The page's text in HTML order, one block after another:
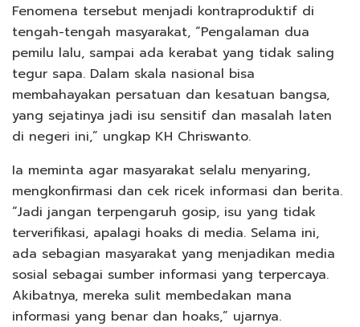
Fenomena tersebut menjadi kontraproduktif di
tengah-tengah masyarakat, “Pengalaman dua
pemilu lalu, sampai ada kerabat yang tidak saling
tegur sapa. Dalam skala nasional bisa
membahayakan persatuan dan kesatuan bangsa,
yang sejatinya jadi isu sensitif dan masalah laten
di negeri ini,” ungkap KH Chriswanto.
Ia meminta agar masyarakat selalu menyaring,
mengkonfirmasi dan cek ricek informasi dan berita.
“Jadi jangan terpengaruh gosip, isu yang tidak
terverifikasi, apalagi hoaks di media. Selama ini,
ada sebagian masyarakat yang menjadikan media
sosial sebagai sumber informasi yang terpercaya.
Akibatnya, mereka sulit membedakan mana
informasi yang benar dan hoaks,” ujarnya.